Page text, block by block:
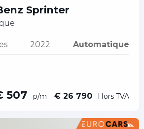
Sprinter
2022 Automatique
507 p/m € 26 790 Hors TVA